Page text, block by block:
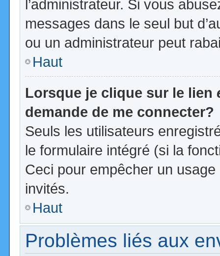
l’administrateur. Si vous
messages dans le seul but
ou un administrateur peut
Haut
Lorsque je clique sur le lien
demande de me connecter?
Seuls les utilisateurs
le formulaire intégré (si la
Ceci pour empêcher un
invités.
Haut
Problèmes liés aux